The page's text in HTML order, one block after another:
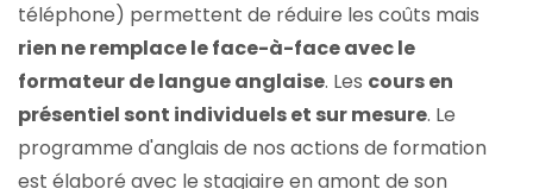
téléphone) permettent de réduire les coûts mais
rien ne remplace le face-à-face avec le
formateur de langue anglaise. Les cours en
présentiel sont individuels et sur mesure. Le
programme d'anglais de nos actions de formation
est élaboré avec le stagiaire en amont de son